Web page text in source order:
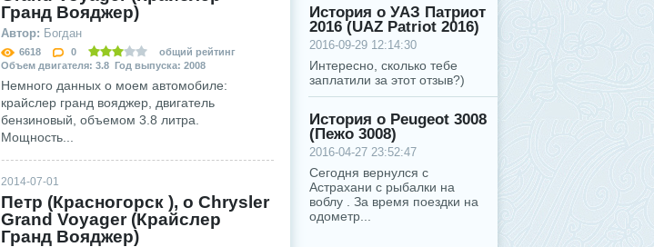
Гранд Вояджер)
Автор: Богдан
6618 0
общий рейтинг
Объем двигателя: 3.8 Год выпуска: 2008
Немного данных о моем автомобиле:
крайслер гранд вояджер, двигатель
бензиновый, объемом 3.8 литра.
Мощность...
2014-07-01
Петр (Красногорск ), о Сhrysler
Grand Voyager (Крайслер
Гранд Вояджер)
История о УАЗ Патриот
2016 (UAZ Patriot 2016)
2016-09-29 12:14:30
Интересно, сколько тебе
заплатили за этот отзыв?)
История о Peugeot 3008
(Пежо 3008)
2016-04-27 23:52:47
Сегодня вернулся с
Астрахани с рыбалки на
воблу . За время поездки на
одометр...